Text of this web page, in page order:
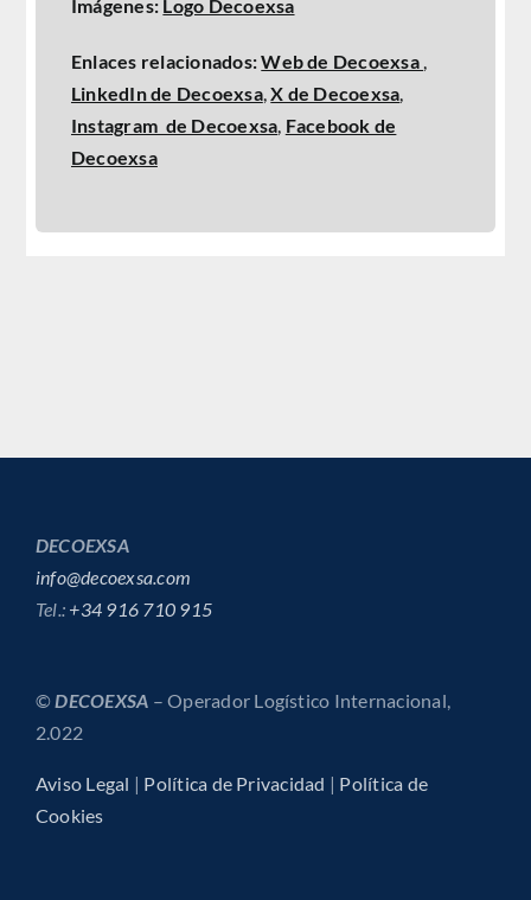
Imágenes: Logo Decoexsa
Enlaces relacionados:Web de Decoexsa
LinkedIn de Decoexsa,X de Decoexsa
Instagram de Decoexsa Facebook de
Decoexsa
DECOEXSA
info@decoexsa.com
Tel.: +34 916 710 915
© DECOEXSA – Operador Logístico Internacional,
2.022
Aviso Legal | Política de Privacidad | Política de
Cookies